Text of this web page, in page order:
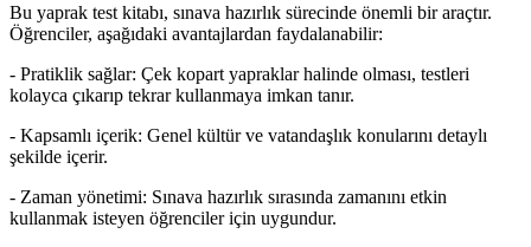
Bu yaprak test kitabı, sınava hazırlık sürecinde önemli bir araçtır.
Öğrenciler, aşağıdaki avantajlardan faydalanabilir:
- Pratiklik sağlar: Çek kopart yapraklar halinde olması, testleri
kolayca çıkarıp tekrar kullanmaya imkan tanır.
- Kapsamlı içerik: Genel kültür ve vatandaşlık konularını detaylı
şekilde içerir.
- Zaman yönetimi: Sınava hazırlık sırasında zamanını etkin
kullanmak isteyen öğrenciler için uygundur.